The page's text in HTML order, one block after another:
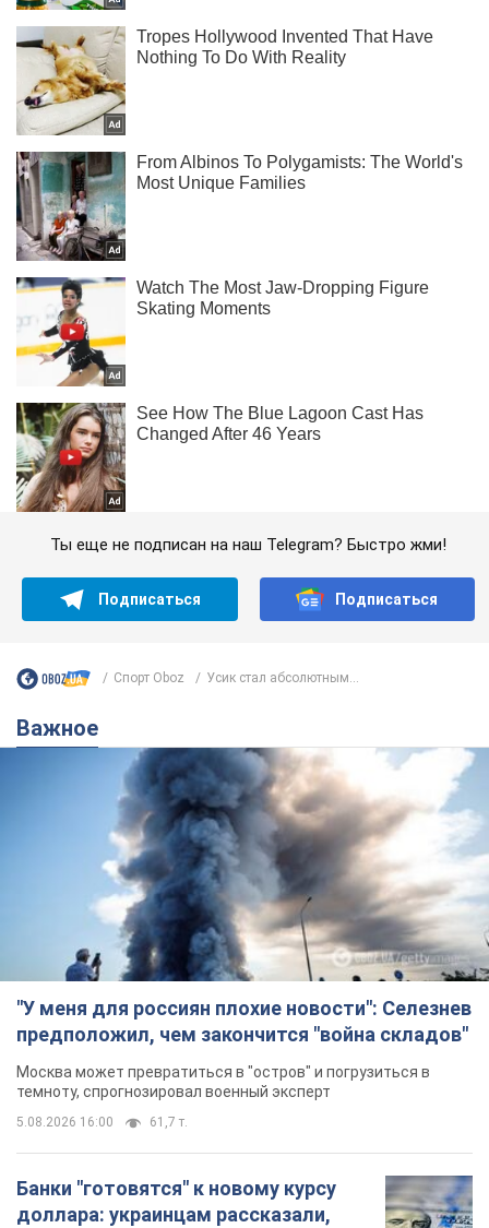
Ты еще не подписан на наш Telegram? Быстро жми!
Подписаться Подписаться
Спорт Oboz Усик стал абсолютным...
Важное
"У меня для россиян плохие новости": Селезнев
предположил, чем закончится "война складов"
Москва может превратиться в "остров" и погрузиться в
темноту, спрогнозировал военный эксперт
5.08.2026 16:00 61,7 т.
Банки "готовятся" к новому курсу
доллара: украинцам рассказали,